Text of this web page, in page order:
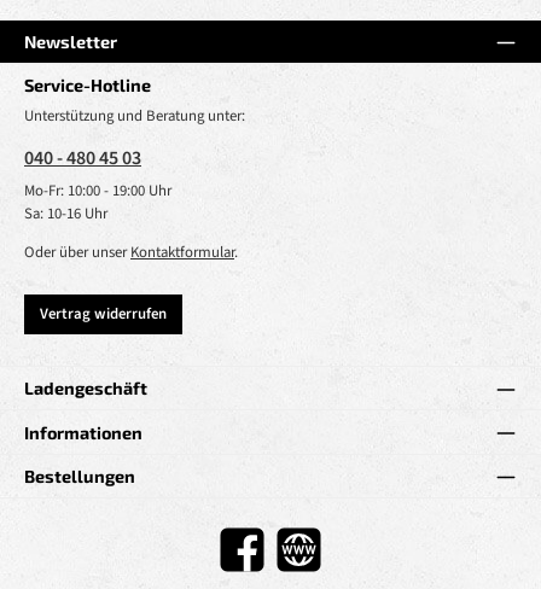
Newsletter
Service-Hotline
Unterstützung und Beratung unter:
040 - 480 45 03
Mo-Fr: 10:00 - 19:00 Uhr
Sa: 10-16 Uhr
Oder über unserKontaktformular.
Vertrag widerrufen
Ladengeschäft
Informationen
Bestellungen
Facebook Website